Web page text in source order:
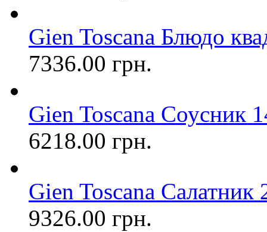
Gien Toscana Блюдо
7336.00 грн.
Gien Toscana Соусник
6218.00 грн.
Gien Toscana
9326.00 грн.